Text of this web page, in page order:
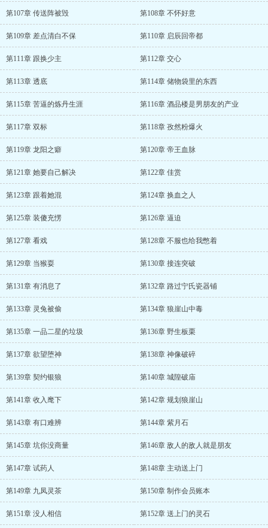
第107章 传送阵被毁 第108章 不怀好意
第109章 差点清白不保 第110章 启辰回帝都
第111章 跟换少主 第112章 交心
第113章 透底 第114章 储物袋里的东西
第115章 苦逼的炼丹生涯 第116章 酒品楼是男朋友的产业
第117章 双标 第118章 孜然粉爆火
第119章 龙阳之癖 第120章 帝王血脉
第121章 她要自己解决 第122章 佳赏
第123章 跟着她混 第124章 换血之人
第125章 装傻充愣 第126章 逼迫
第127章 看戏 第128章 不服也给我憋着
第129章 当猴耍 第130章 接连突破
第131章 有消息了 第132章 路过宁氏瓷器铺
第133章 灵兔被偷 第134章 狼崖山中毒
第135章 一品二星的垃圾 第136章 野生板栗
第137章 欲望堕神 第138章 神像破碎
第139章 契约银狼 第140章 城隍破庙
第141章 收入麾下 第142章 规划狼崖山
第143章 有口难辨 第144章 紫月石
第145章 坑你没商量 第146章 敌人的敌人就是朋友
第147章 试药人 第148章 主动送上门
第149章 九凤灵茶 第150章 制作会员账本
第151章 没人相信 第152章 送上门的灵石